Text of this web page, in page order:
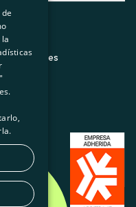
de cookies